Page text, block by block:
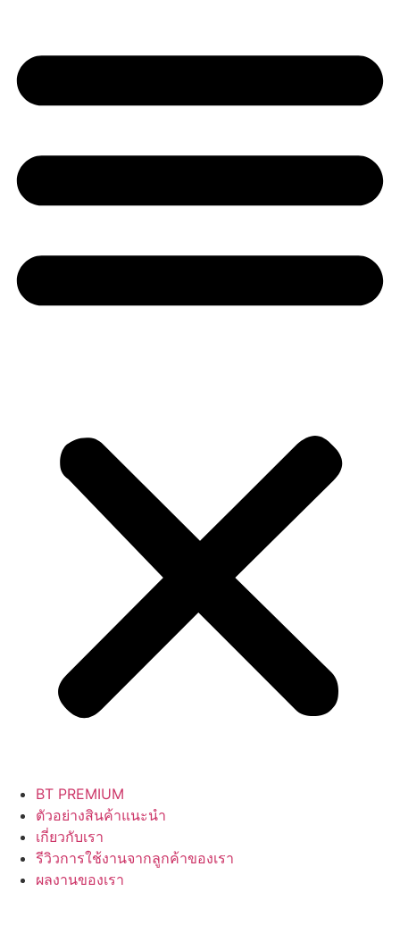
BT PREMIUM
ตัวอย่างสินค้าแนะนำ
เกี่ยวกับเรา
รีวิวการใช้งานจากลูกค้าของเรา
ผลงานของเรา